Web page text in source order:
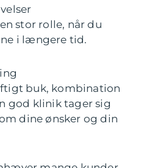
stor rolle, når du
i længere tid.
buk, kombination
god klinik tager sig
dine ønsker og din